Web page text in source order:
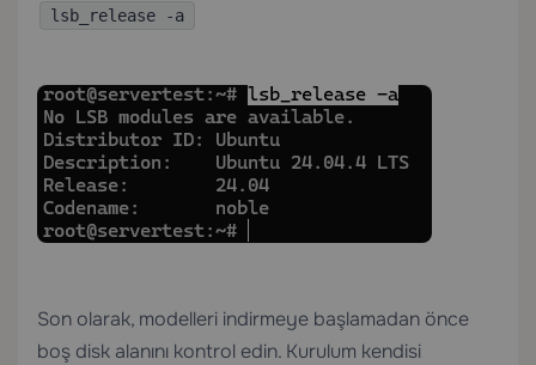
lsb_release -a
Son olarak, modelleri indirmeye başlamadan önce
boş disk alanını kontrol edin. Kurulum kendisi